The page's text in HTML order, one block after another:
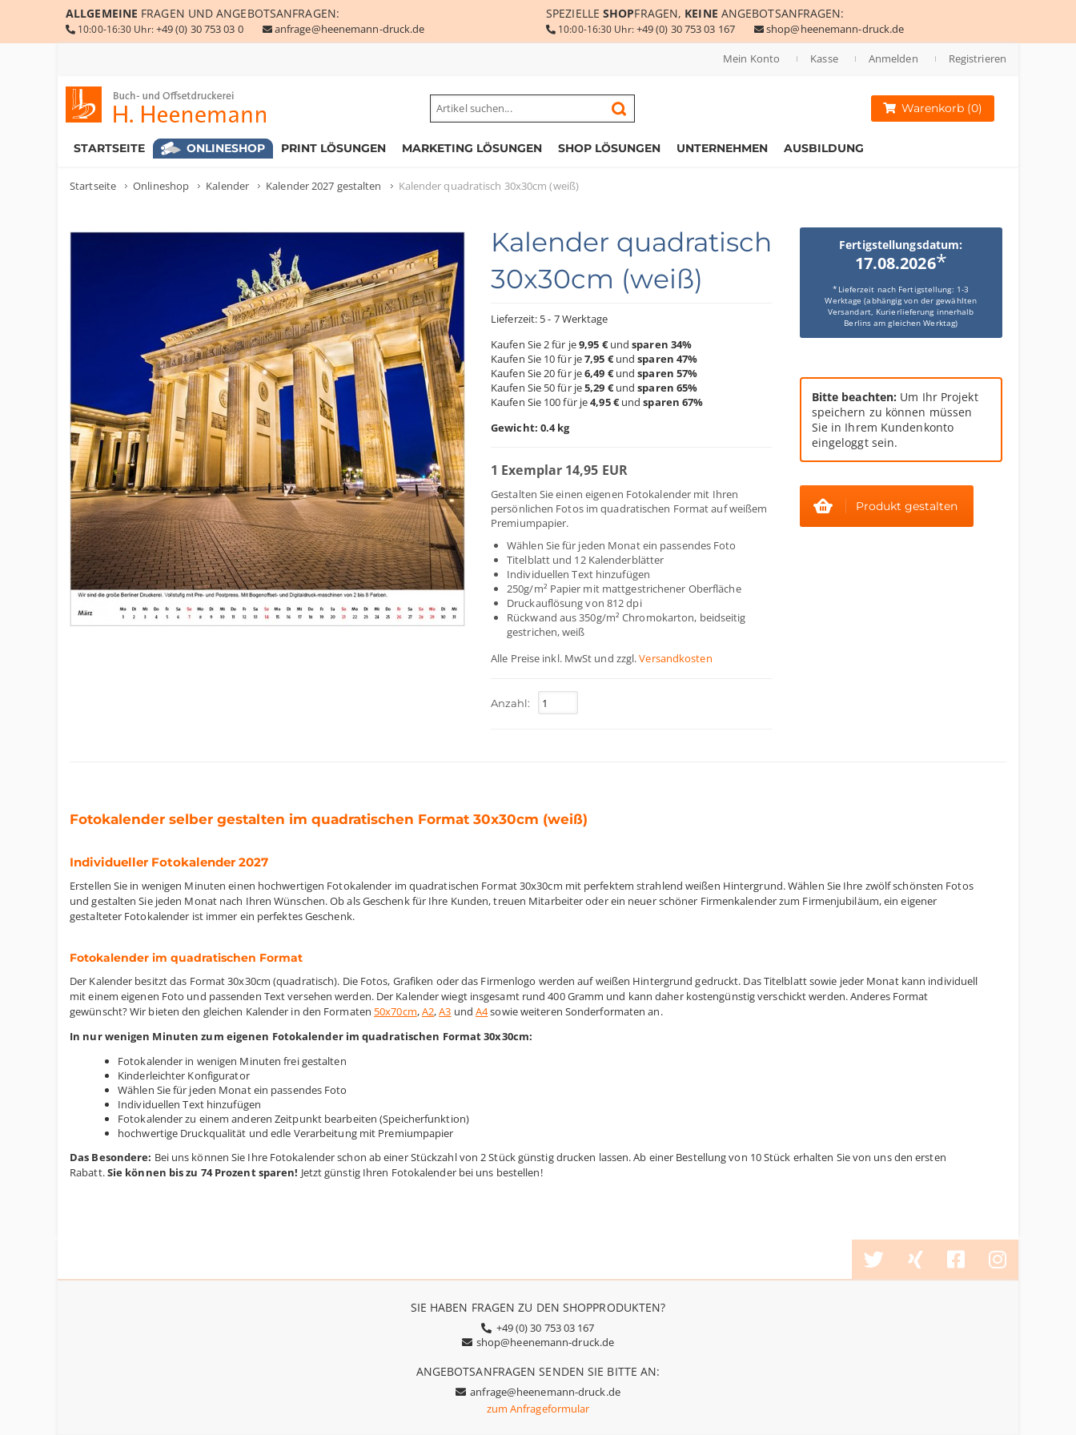
ALLGEMEINE FRAGEN UND ANGEBOTSANFRAGEN:
10:00-16:30 Uhr:+49 (0) 30 753 03 0 anfrage@heenemann-druck.de
SPEZIELLE SHOPFRAGEN, KEINE ANGEBOTSANFRAGEN:
10:00-16:30 Uhr:+49 (0) 30 753 03 167 shop@heenemann-druck.de
Mein Konto Kasse Anmelden Registrieren
Warenkorb (0)
STARTSEITE ONLINESHOP PRINT LÖSUNGEN MARKETING LÖSUNGEN SHOP LÖSUNGEN UNTERNEHMEN AUSBILDUNG
Startseite Onlineshop Kalender Kalender 2027 gestalten Kalender quadratisch 30x30cm (weiß)
Kalender quadratisch
30x30cm (weiß)
Lieferzeit: 5 - 7 Werktage
Kaufen Sie 2 für je9,95 €undsparen 34%
Kaufen Sie 10 für je7,95 €undsparen 47%
Kaufen Sie 20 für je6,49 €undsparen 57%
Kaufen Sie 50 für je5,29 €undsparen 65%
Kaufen Sie 100 für je4,95 €undsparen67%
Gewicht: 0.4 kg
1 Exemplar 14,95 EUR
Gestalten Sie einen eigenen Fotokalender mit Ihren
persönlichen Fotos im quadratischen Format auf weißem
Premiumpapier.
Wählen Sie für jeden Monat ein passendes Foto
Titelblatt und 12 Kalenderblätter
Individuellen Text hinzufügen
250g/m² Papier mit mattgestrichener Oberfläche
Druckauflösung von 812 dpi
Rückwand aus 350g/m² Chromokarton, beidseitig
gestrichen, weiß
Alle Preise inkl. MwSt und zzgl.Versandkosten
Anzahl:
Fertigstellungsdatum:
17.08.2026*
*Lieferzeit nach Fertigstellung: 1-3
Werktage (abhängig von der gewählten
Versandart, Kurierlieferung innerhalb
Berlins am gleichen Werktag)
Bitte beachten: Um Ihr Projekt
speichern zu können müssen
Sie in Ihrem Kundenkonto
eingeloggt sein.
Produkt gestalten
Fotokalender selber gestalten im quadratischen Format 30x30cm (weiß)
Individueller Fotokalender 2027
Erstellen Sie in wenigen Minuten einen hochwertigen Fotokalender im quadratischen Format 30x30cm mit perfektem strahlend weißen Hintergrund. Wählen Sie Ihre zwölf schönsten Fotos
und gestalten Sie jeden Monat nach Ihren Wünschen. Ob als Geschenk für Ihre Kunden, treuen Mitarbeiter oder ein neuer schöner Firmenkalender zum Firmenjubiläum, ein eigener
gestalteter Fotokalender ist immer ein perfektes Geschenk.
Fotokalender im quadratischen Format
Der Kalender besitzt das Format 30x30cm (quadratisch). Die Fotos, Grafiken oder das Firmenlogo werden auf weißen Hintergrund gedruckt. Das Titelblatt sowie jeder Monat kann individuell
mit einem eigenen Foto und passenden Text versehen werden. Der Kalender wiegt insgesamt rund 400 Gramm und kann daher kostengünstig verschickt werden. Anderes Format
gewünscht? Wir bieten den gleichen Kalender in den Formaten 50x70cm,A2,A3 undA4sowie weiteren Sonderformaten an.
In nur wenigen Minuten zum eigenen Fotokalender im quadratischen Format 30x30cm:
Fotokalender in wenigen Minuten frei gestalten
Kinderleichter Konfigurator
Wählen Sie für jeden Monat ein passendes Foto
Individuellen Text hinzufügen
Fotokalender zu einem anderen Zeitpunkt bearbeiten (Speicherfunktion)
hochwertige Druckqualität und edle Verarbeitung mit Premiumpapier
Das Besondere: Bei uns können Sie Ihre Fotokalender schon ab einer Stückzahl von 2 Stück günstig drucken lassen. Ab einer Bestellung von 10 Stück erhalten Sie von uns den ersten
Rabatt.Sie können bis zu 74 Prozent sparen! Jetzt günstig Ihren Fotokalender bei uns bestellen!
SIE HABEN FRAGEN ZU DEN SHOPPRODUKTEN?
+49 (0) 30 753 03 167
shop@heenemann-druck.de
ANGEBOTSANFRAGEN SENDEN SIE BITTE AN:
anfrage@heenemann-druck.de
zum Anfrageformular